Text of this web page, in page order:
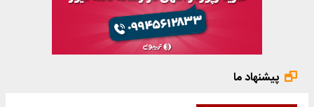
پیشنهاد ما